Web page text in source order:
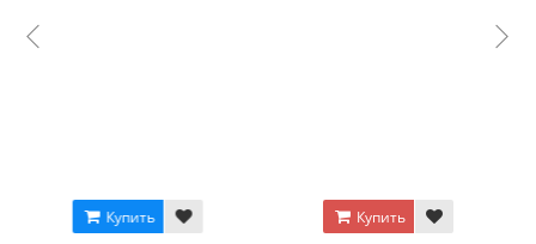
Купить
Синий Оранжевый
Салатовый Желтый